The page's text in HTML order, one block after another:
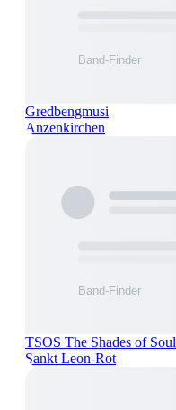
Gredbengmusi
Anzenkirchen
TSOS The Shades of Soul
Sankt Leon-Rot